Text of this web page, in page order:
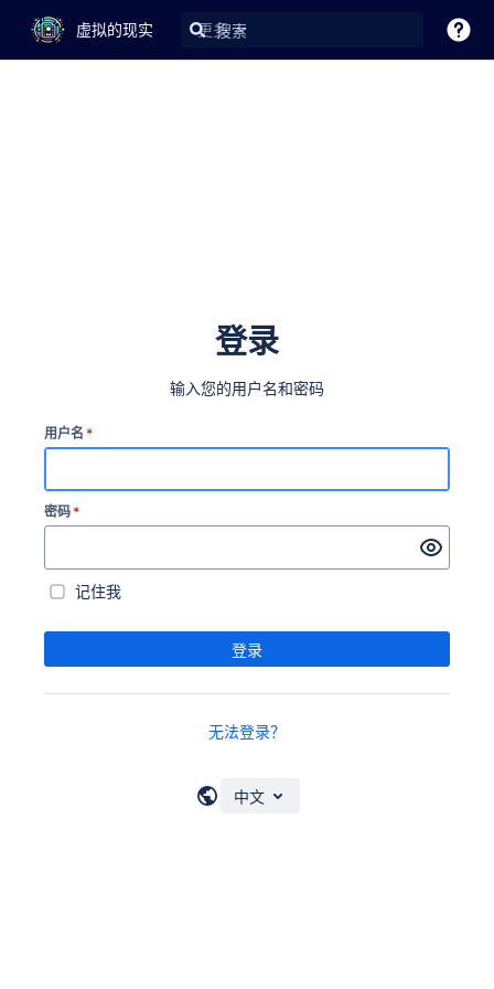
虚拟的现实 更多
登录
输入您的用户名和密码
用户名 *
密码 *
记住我
登录
无法登录？
中文